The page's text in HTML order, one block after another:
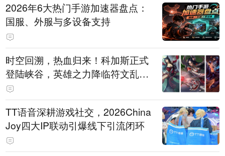
2026年6大热门手游加速器盘点：
国服、外服与多设备支持
时空回溯，热血归来！科加斯正式
登陆峡谷，英雄之力降临符文乱
斗！
TT语音深耕游戏社交，2026China
Joy四大IP联动引爆线下引流闭环